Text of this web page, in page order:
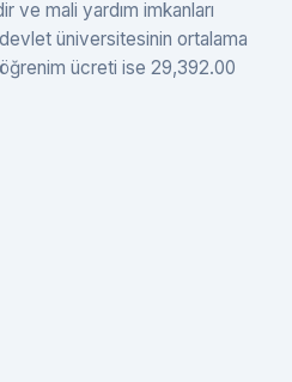
ve mali yardım imkanları
devlet üniversitesinin ortalama
ücreti ise 29,392.00